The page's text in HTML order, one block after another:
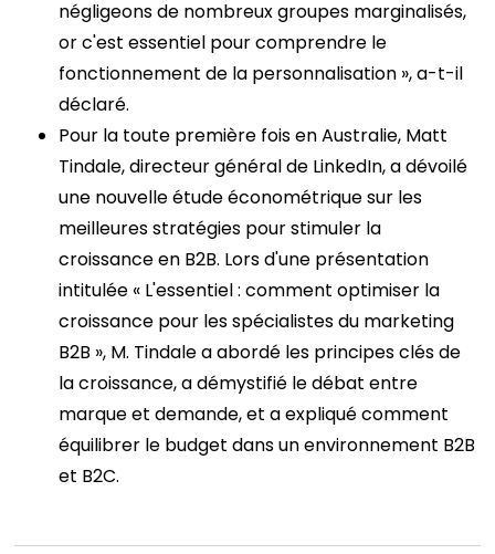
négligeons de nombreux groupes marginalisés,
or c'est essentiel pour comprendre le
fonctionnement de la personnalisation », a-t-il
déclaré.
Pour la toute première fois en Australie, Matt
Tindale, directeur général de LinkedIn, a dévoilé
une nouvelle étude économétrique sur les
meilleures stratégies pour stimuler la
croissance en B2B. Lors d'une présentation
intitulée « L'essentiel : comment optimiser la
croissance pour les spécialistes du marketing
B2B », M. Tindale a abordé les principes clés de
la croissance, a démystifié le débat entre
marque et demande, et a expliqué comment
équilibrer le budget dans un environnement B2B
et B2C.